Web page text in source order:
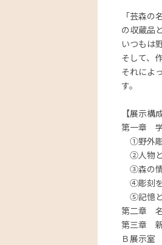
「芸森
の収蔵品
いつもは
そして、
それによ
す。
【展示構
第一章
①野外彫
②人物と
③森の
④彫刻を
⑤記憶
第二章
第三章
Ｂ展示室